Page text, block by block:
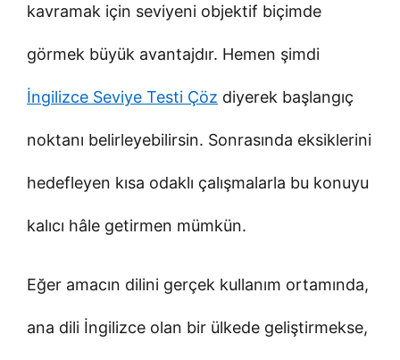
kavramak için seviyeni objektif biçimde
görmek büyük avantajdır. Hemen şimdi
İngilizce Seviye Testi Çöz diyerek başlangıç
noktanı belirleyebilirsin. Sonrasında eksiklerini
hedefleyen kısa odaklı çalışmalarla bu konuyu
kalıcı hâle getirmen mümkün.
Eğer amacın dilini gerçek kullanım ortamında,
ana dili İngilizce olan bir ülkede geliştirmekse,